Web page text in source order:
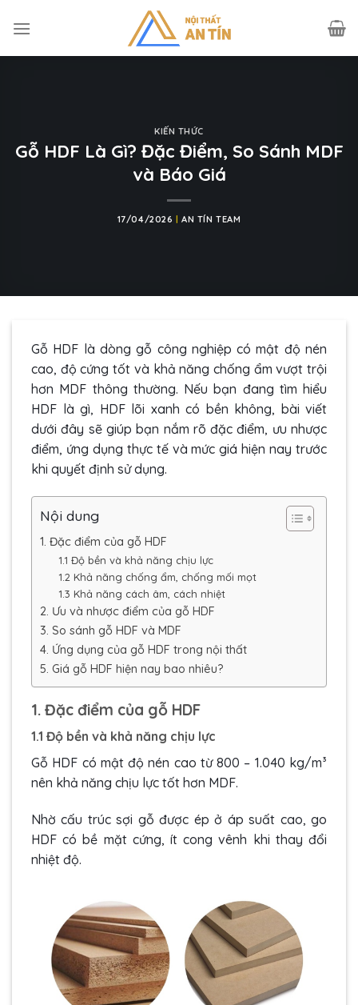
KIẾN THỨC
Gỗ HDF Là Gì? Đặc Điểm, So Sánh MDF
và Báo Giá
17/04/2026 |AN TÍN TEAM
Gỗ HDF là dòng gỗ công nghiệp có mật độ nén
cao, độ cứng tốt và khả năng chống ẩm vượt trội
hơn MDF thông thường. Nếu bạn đang tìm hiểu
HDF là gì, HDF lõi xanh có bền không, bài viết
dưới đây sẽ giúp bạn nắm rõ đặc điểm, ưu nhược
điểm, ứng dụng thực tế và mức giá hiện nay trước
khi quyết định sử dụng.
Nội dung
1. Đặc điểm của gỗ HDF
1.1 Độ bền và khả năng chịu lực
1.2 Khả năng chống ẩm, chống mối mọt
1.3 Khả năng cách âm, cách nhiệt
2. Ưu và nhược điểm của gỗ HDF
3. So sánh gỗ HDF và MDF
4. Ứng dụng của gỗ HDF trong nội thất
5. Giá gỗ HDF hiện nay bao nhiêu?
1. Đặc điểm của gỗ HDF
1.1 Độ bền và khả năng chịu lực
Gỗ HDF có mật độ nén cao từ 800 – 1.040 kg/m³
nên khả năng chịu lực tốt hơn MDF.
Nhờ cấu trúc sợi gỗ được ép ở áp suất cao, go
HDF có bề mặt cứng, ít cong vênh khi thay đổi
nhiệt độ.